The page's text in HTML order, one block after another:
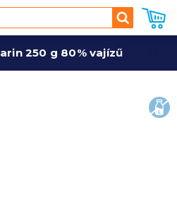
Keresés
250 g 80% vajízű